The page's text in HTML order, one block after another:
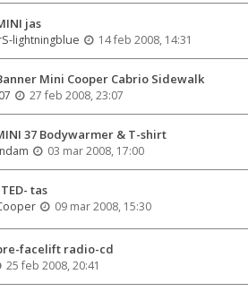
jas
lightningblue 14 feb 2008, 14:31
Mini Cooper Cabrio Sidewalk
27 feb 2008, 23:07
37 Bodywarmer & T-shirt
03 mar 2008, 17:00
tas
09 mar 2008, 15:30
facelift radio-cd
25 feb 2008, 20:41